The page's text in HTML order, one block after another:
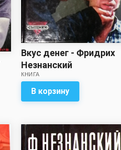
Вкус денег - Фридрих
Незнанский
КНИГА
В корзину